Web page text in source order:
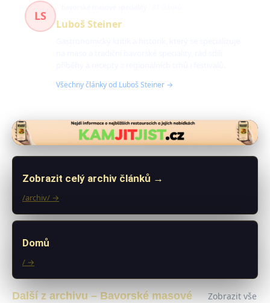
LS
Luboš Steiner
Všechny články od Luboš Steiner →
Zobrazit celý archiv článků →
/archiv/ →
Domů
/ →
Další z archivu – Bavorské masové
Zobrazit vše